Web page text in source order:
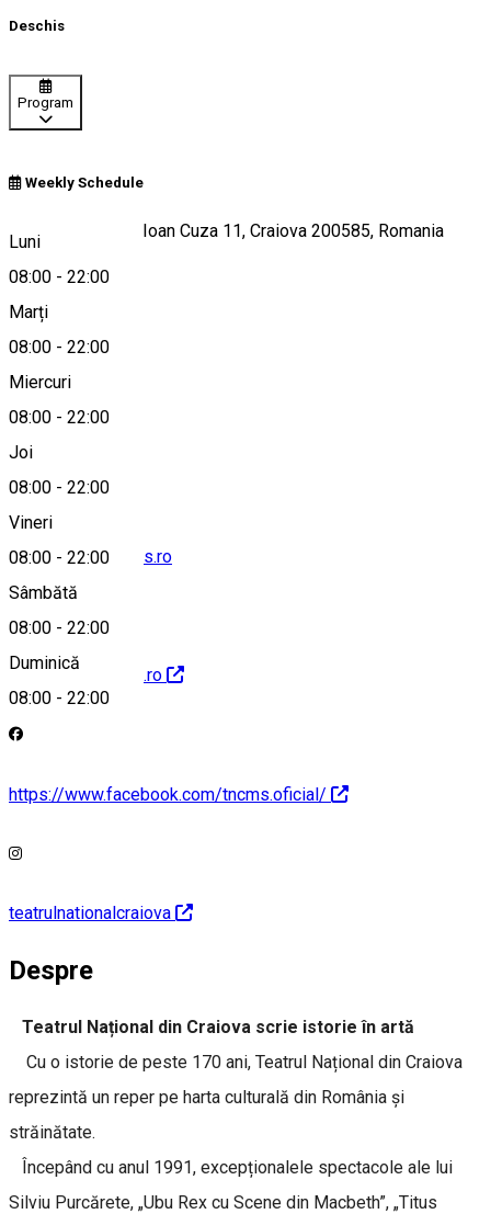
Deschis
Program
Weekly Schedule
Luni
08:00 - 22:00
Marți
08:00 - 22:00
Miercuri
08:00 - 22:00
Joi
08:00 - 22:00
Vineri
08:00 - 22:00
Sâmbătă
08:00 - 22:00
Duminică
08:00 - 22:00
Strada Alexandru Ioan Cuza 11, Craiova 200585, Romania
Hartă
secretariat@tncms.ro
http://www.tncms.ro
https://www.facebook.com/tncms.oficial/
teatrulnationalcraiova
Despre
Teatrul Național din Craiova scrie istorie în artă
Cu o istorie de peste 170 ani, Teatrul Național din Craiova
reprezintă un reper pe harta culturală din România și
străinătate.
Începând cu anul 1991, excepționalele spectacole ale lui
Silviu Purcărete, „Ubu Rex cu Scene din Macbeth”, „Titus